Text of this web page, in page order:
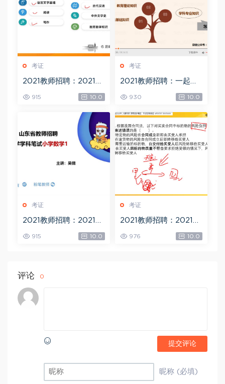
考证
2021教师招聘：2021超
格语文专业课，网盘下
载(14.02G)
915 10.0
考证
2021教师招聘：一起考
招聘-音乐，网盘下载(1
4.27G)
930 10.0
考证
2021教师招聘：2021年
山东魔鬼特训-数学，网
盘下载(11.59G)
915 10.0
考证
2021教师招聘：2021超
格山东教师编，网盘下
载(184.69G)
976 10.0
评论 0
提交评论
昵称 (必填)